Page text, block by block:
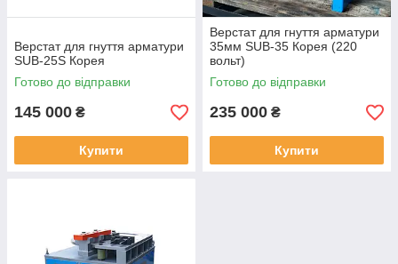
Верстат для гнуття арматури
SUB-25S Корея
Готово до відправки
145 000 ₴
Купити
Верстат для гнуття арматури
35мм SUB-35 Корея (220
вольт)
Готово до відправки
235 000 ₴
Купити